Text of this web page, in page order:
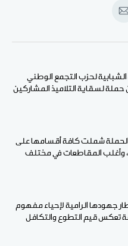
انشر
الإيميل
لحزب التجمع الوطني
حملة لسقاية التلاميذ المشاركين
الحملة شملت كافة أقسامها على
المقاطعات في مختلف
جهودها الرامية لإحياء مفهوم
تعكس قيم التطوع والتكافل